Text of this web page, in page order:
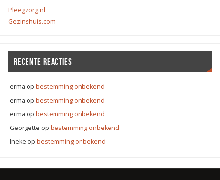
Pleegzorg.nl
Gezinshuis.com
RECENTE REACTIES
erma opbestemming onbekend
erma opbestemming onbekend
erma opbestemming onbekend
Georgette opbestemming onbekend
Ineke opbestemming onbekend